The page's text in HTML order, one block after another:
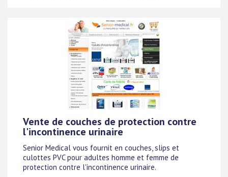
Vente de couches de protection contre
l'incontinence urinaire
Senior Medical vous fournit en couches, slips et
culottes PVC pour adultes homme et femme de
protection contre l'incontinence urinaire.